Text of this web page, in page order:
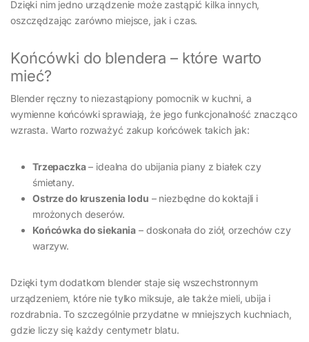
Dzięki nim jedno urządzenie może zastąpić kilka innych,
oszczędzając zarówno miejsce, jak i czas.
Końcówki do blendera – które warto
mieć?
Blender ręczny to niezastąpiony pomocnik w kuchni, a
wymienne końcówki sprawiają, że jego funkcjonalność znacząco
wzrasta. Warto rozważyć zakup końcówek takich jak:
Trzepaczka– idealna do ubijania piany z białek czy
śmietany.
Ostrze do kruszenia lodu – niezbędne do koktajli i
mrożonych deserów.
Końcówka do siekania – doskonała do ziół, orzechów czy
warzyw.
Dzięki tym dodatkom blender staje się wszechstronnym
urządzeniem, które nie tylko miksuje, ale także mieli, ubija i
rozdrabnia. To szczególnie przydatne w mniejszych kuchniach,
gdzie liczy się każdy centymetr blatu.